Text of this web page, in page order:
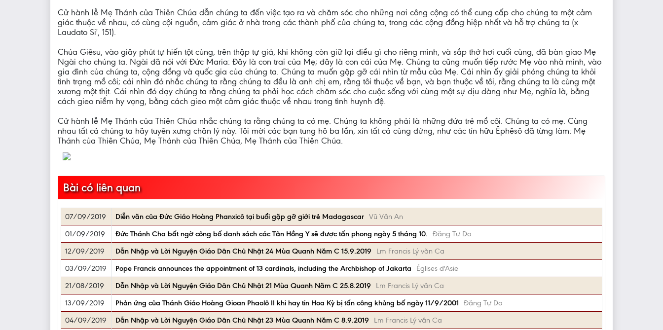
Cử hành lễ Mẹ Thánh của Thiên Chúa dẫn chúng ta đến việc tạo ra và chăm sóc cho những nơi công cộng có thể cung cấp cho chúng ta một cảm
giác thuộc về nhau, có cùng cội nguồn, cảm giác ở nhà trong các thành phố của chúng ta, trong các cộng đồng hiệp nhất và hỗ trợ chúng ta (x
Laudato Si', 151).
Chúa Giêsu, vào giây phút tự hiến tột cùng, trên thập tự giá, khi không còn giữ lại điều gì cho riêng mình, và sắp thở hơi cuối cùng, đã bàn giao Mẹ
Ngài cho chúng ta. Ngài đã nói với Đức Maria: Đây là con trai của Mẹ; đây là con cái của Mẹ. Chúng ta cũng muốn tiếp rước Mẹ vào nhà mình, vào
gia đình của chúng ta, cộng đồng và quốc gia của chúng ta. Chúng ta muốn gặp gỡ cái nhìn từ mẫu của Mẹ. Cái nhìn ấy giải phóng chúng ta khỏi
tình trạng mồ côi; cái nhìn đó nhắc chúng ta rằng chúng ta đều là anh chị em, rằng tôi thuộc về bạn, và bạn thuộc về tôi, rằng chúng ta là cùng một
xương một thịt. Cái nhìn đó dạy chúng ta rằng chúng ta phải học cách chăm sóc cho cuộc sống với cùng một sự dịu dàng như Mẹ, nghĩa là, bằng
cách gieo niềm hy vọng, bằng cách gieo một cảm giác thuộc về nhau trong tình huynh đệ.
Cử hành lễ Mẹ Thánh của Thiên Chúa nhắc chúng ta rằng chúng ta có mẹ. Chúng ta không phải là những đứa trẻ mồ côi. Chúng ta có mẹ. Cùng
nhau tất cả chúng ta hãy tuyên xưng chân lý này. Tôi mời các bạn tung hô ba lần, xin tất cả cùng đứng, như các tín hữu Êphêsô đã từng làm: Mẹ
Thánh của Thiên Chúa, Mẹ Thánh của Thiên Chúa, Mẹ Thánh của Thiên Chúa.
Bài có liên quan
07/09/2019 Diễn văn của Đức Giáo Hoàng Phanxicô tại buổi gặp gỡ giới trẻ Madagascar Vũ Văn An
01/09/2019
Đức Thánh Cha bất ngờ công bố danh sách các Tân Hồng Y sẽ được tấn phong ngày 5 tháng 10.
Đặng Tự Do
12/09/2019
Dẫn Nhập và Lời Nguyện Giáo Dân Chủ Nhật 24 Mùa Quanh Năm C 15.9.2019
Lm Francis Lý văn Ca
03/09/2019
Pope Francis announces the appointment of 13 cardinals, including the Archbishop of Jakarta
Églises d'Asie
21/08/2019
Dẫn Nhập và Lời Nguyện Giáo Dân Chủ Nhật 21 Mùa Quanh Năm C 25.8.2019
Lm Francis Lý văn Ca
13/09/2019
Phản ứng của Thánh Giáo Hoàng Gioan Phaolô II khi hay tin Hoa Kỳ bị tấn công khủng bố ngày 11/9/2001
Đặng Tự Do
04/09/2019
Dẫn Nhập và Lời Nguyện Giáo Dân Chủ Nhật 23 Mùa Quanh Năm C 8.9.2019
Lm Francis Lý văn Ca